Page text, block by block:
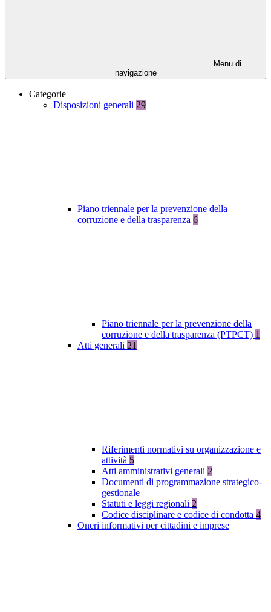
Menu di
navigazione
Categorie
Disposizioni generali 29
Piano triennale per la prevenzione della
corruzione e della trasparenza 6
Piano triennale per la prevenzione della
corruzione e della trasparenza (PTPCT) 1
Atti generali 21
Riferimenti normativi su organizzazione e
attività 5
Atti amministrativi generali 2
Documenti di programmazione strategico-
gestionale
Statuti e leggi regionali 2
Codice disciplinare e codice di condotta 4
Oneri informativi per cittadini e imprese